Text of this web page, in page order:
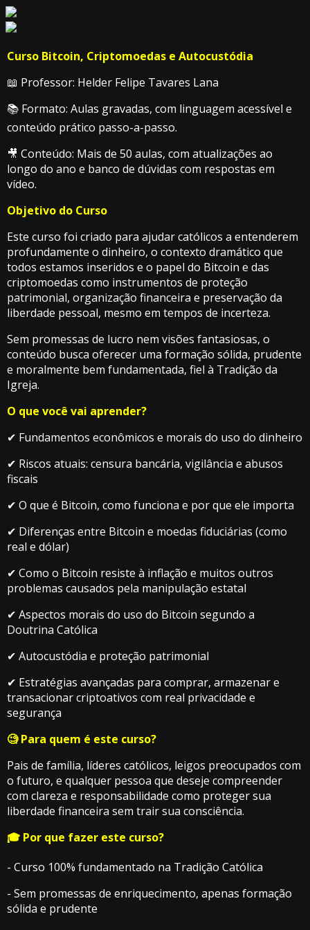
Curso Bitcoin, Criptomoedas e Autocustódia
📖 Professor: Helder Felipe Tavares Lana
📚 Formato: Aulas gravadas, com linguagem acessível e
conteúdo prático passo-a-passo.
🎥 Conteúdo: Mais de 50 aulas, com atualizações ao
longo do ano e banco de dúvidas com respostas em
vídeo.
Objetivo do Curso
Este curso foi criado para ajudar católicos a entenderem
profundamente o dinheiro, o contexto dramático que
todos estamos inseridos e o papel do Bitcoin e das
criptomoedas como instrumentos de proteção
patrimonial, organização financeira e preservação da
liberdade pessoal, mesmo em tempos de incerteza.
Sem promessas de lucro nem visões fantasiosas, o
conteúdo busca oferecer uma formação sólida, prudente
e moralmente bem fundamentada, fiel à Tradição da
Igreja.
O que você vai aprender?
✔ Fundamentos econômicos e morais do uso do dinheiro
✔ Riscos atuais: censura bancária, vigilância e abusos
fiscais
✔ O que é Bitcoin, como funciona e por que ele importa
✔ Diferenças entre Bitcoin e moedas fiduciárias (como
real e dólar)
✔ Como o Bitcoin resiste à inflação e muitos outros
problemas causados pela manipulação estatal
✔ Aspectos morais do uso do Bitcoin segundo a
Doutrina Católica
✔ Autocustódia e proteção patrimonial
✔ Estratégias avançadas para comprar, armazenar e
transacionar criptoativos com real privacidade e
segurança
🧐 Para quem é este curso?
Pais de família, líderes católicos, leigos preocupados com
o futuro, e qualquer pessoa que deseje compreender
com clareza e responsabilidade como proteger sua
liberdade financeira sem trair sua consciência.
🎓 Por que fazer este curso?
- Curso 100% fundamentado na Tradição Católica
- Sem promessas de enriquecimento, apenas formação
sólida e prudente